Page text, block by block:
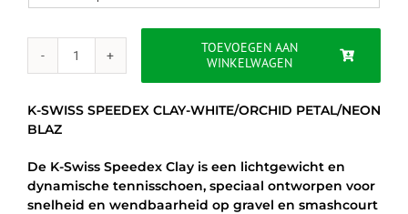
K-
CLAY-
PETAL/NEON
BLAZ
aantal
TOEVOEGEN AAN
WINKELWAGEN
K-SWISS SPEEDEX CLAY-WHITE/ORCHID PETAL/NEON
BLAZ
De K-Swiss Speedex Clay is een lichtgewicht en
dynamische tennisschoen, speciaal ontworpen voor
snelheid en wendbaarheid op gravel en smashcourt